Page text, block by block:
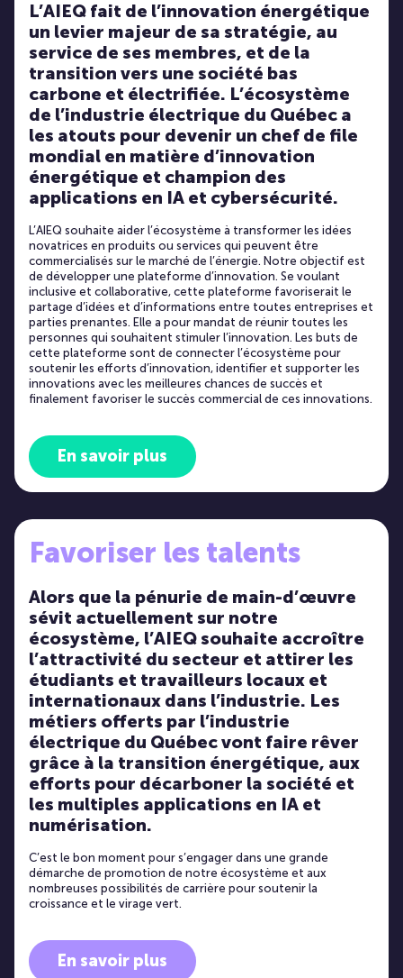
L’AIEQ fait de l’innovation énergétique
un levier majeur de sa stratégie, au
service de ses membres, et de la
transition vers une société bas
carbone et électrifiée. L’écosystème
de l’industrie électrique du Québec a
les atouts pour devenir un chef de file
mondial en matière d’innovation
énergétique et champion des
applications en IA et cybersécurité.
L’AIEQ souhaite aider l’écosystème à transformer les idées
novatrices en produits ou services qui peuvent être
commercialisés sur le marché de l’énergie. Notre objectif est
de développer une plateforme d’innovation. Se voulant
inclusive et collaborative, cette plateforme favoriserait le
partage d’idées et d’informations entre toutes entreprises et
parties prenantes. Elle a pour mandat de réunir toutes les
personnes qui souhaitent stimuler l’innovation. Les buts de
cette plateforme sont de connecter l’écosystème pour
soutenir les efforts d’innovation, identifier et supporter les
innovations avec les meilleures chances de succès et
finalement favoriser le succès commercial de ces innovations.
En savoir plus
Favoriser les talents
Alors que la pénurie de main-d’œuvre
sévit actuellement sur notre
écosystème, l’AIEQ souhaite accroître
l’attractivité du secteur et attirer les
étudiants et travailleurs locaux et
internationaux dans l’industrie. Les
métiers offerts par l’industrie
électrique du Québec vont faire rêver
grâce à la transition énergétique, aux
efforts pour décarboner la société et
les multiples applications en IA et
numérisation.
C’est le bon moment pour s’engager dans une grande
démarche de promotion de notre écosystème et aux
nombreuses possibilités de carrière pour soutenir la
croissance et le virage vert.
En savoir plus